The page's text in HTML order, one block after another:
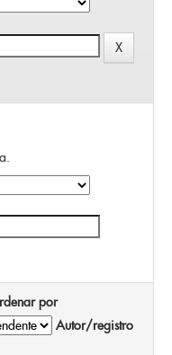
por
Autor/registro